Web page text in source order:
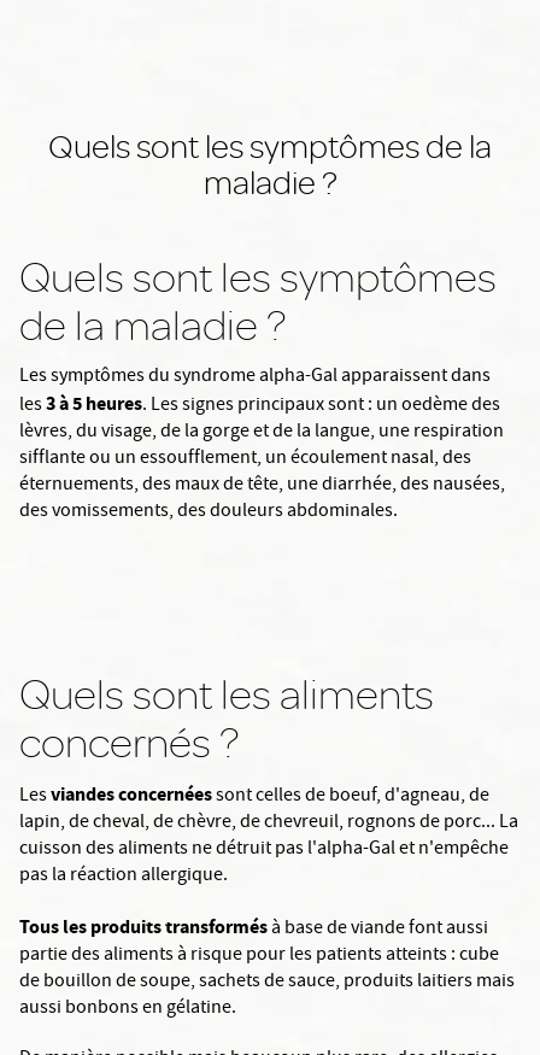
Quels sont les symptômes de la
maladie ?
Quels sont les symptômes
de la maladie ?
Les symptômes du syndrome alpha-Gal apparaissent dans
les3 à 5 heures. Les signes principaux sont : un oedème des
lèvres, du visage, de la gorge et de la langue, une respiration
sifflante ou un essoufflement, un écoulement nasal, des
éternuements, des maux de tête, une diarrhée, des nausées,
des vomissements, des douleurs abdominales.
Quels sont les aliments
concernés ?
Lesviandes concernéessont celles de boeuf, d'agneau, de
lapin, de cheval, de chèvre, de chevreuil, rognons de porc... La
cuisson des aliments ne détruit pas l'alpha-Gal et n'empêche
pas la réaction allergique.
Tous les produits transformésà base de viande font aussi
partie des aliments à risque pour les patients atteints : cube
de bouillon de soupe, sachets de sauce, produits laitiers mais
aussi bonbons en gélatine.